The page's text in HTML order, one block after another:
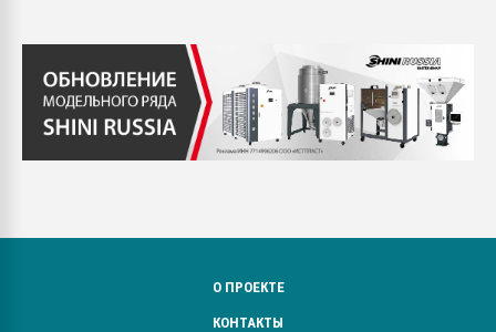
О ПРОЕКТЕ
КОНТАКТЫ